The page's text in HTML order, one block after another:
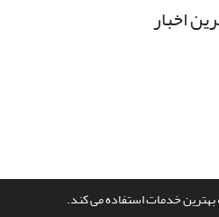
بهترین خدمات استفاده می کند.
اخبار
ازسیناوب